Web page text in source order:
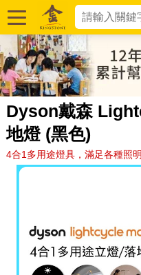
Dyson戴森
地燈 (黑色)
4合1多用途燈具，滿足各種照